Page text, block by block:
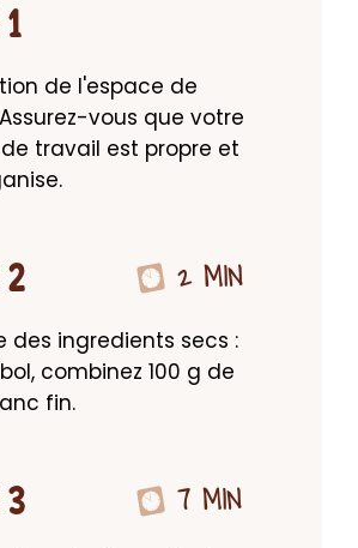
1
de l'espace de
vous que votre
travail est propre et
2 2 MIN
des ingredients secs :
combinez 100 g de
fin.
3 7 MIN